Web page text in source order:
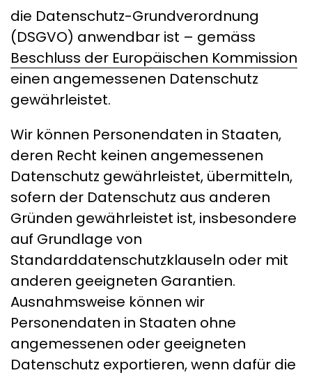
die Datenschutz-Grundverordnung
(DSGVO) anwendbar ist – gemäss
Beschluss der Europäischen Kommission
einen angemessenen Datenschutz
gewährleistet.
Wir können Personendaten in Staaten,
deren Recht keinen angemessenen
Datenschutz gewährleistet, übermitteln,
sofern der Datenschutz aus anderen
Gründen gewährleistet ist, insbesondere
auf Grundlage von
Standarddatenschutzklauseln oder mit
anderen geeigneten Garantien.
Ausnahmsweise können wir
Personendaten in Staaten ohne
angemessenen oder geeigneten
Datenschutz exportieren, wenn dafür die